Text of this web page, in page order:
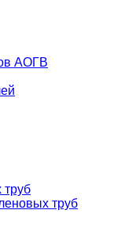
АОГВ
труб